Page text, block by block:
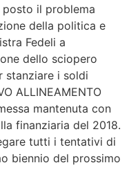
il problema
della politica e
Fedeli a
dello sciopero
stanziare i soldi
ALLINEAMENTO
mantenuta con
finanziaria del 2018.
tutti i tentativi di
biennio del prossimo